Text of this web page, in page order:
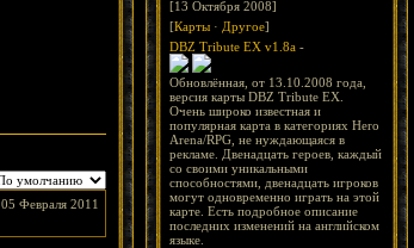
05 Февраля 2011
[13 Октября 2008]
[Карты · Другое]
DBZ Tribute EX v1.8a -
Обновлённая, от 13.10.2008 года,
версия карты DBZ Tribute EX.
Очень широко известная и
популярная карта в категориях Hero
Arena/RPG, не нуждающаяся в
рекламе. Двенадцать героев, каждый
со своими уникальными
способностями, двенадцать игроков
могут одновременно играть на этой
карте. Есть подробное описание
последних изменений на английском
языке.